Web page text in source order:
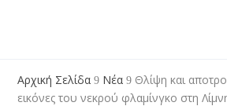
Αρχική Σελίδα 9 Νέα 9 Θλίψη και
εικόνες του νεκρού φλαμίνγκο στη